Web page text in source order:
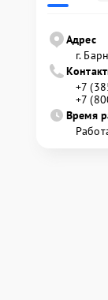
Адрес
г.
+7
+7
Время